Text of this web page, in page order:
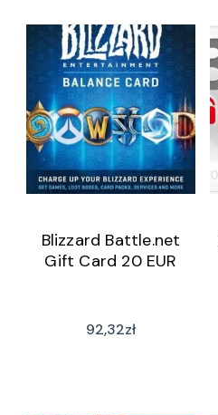
Blizzard Battle.net
Gift Card 20 EUR
92,32zł